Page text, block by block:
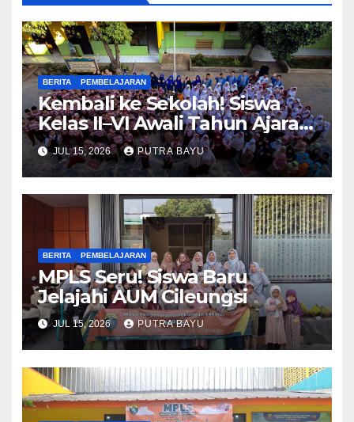
BERITA PEMBELAJARAN
Kembali ke Sekolah! Siswa
Kelas II–VI Awali Tahun Ajaran
Baru
JUL 15, 2026 PUTRA BAYU
BERITA PEMBELAJARAN
MPLS Seru! Siswa Baru
Jelajahi AUM Cileungsi
JUL 15, 2026 PUTRA BAYU